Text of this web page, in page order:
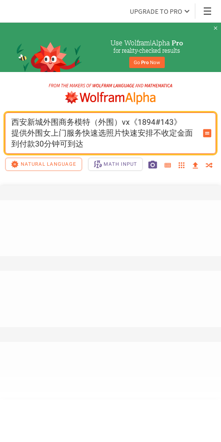
UPGRADE TO PRO
Use Wolfram|Alpha Pro
for reality-checked results
Go Pro Now
西安新城外围商务模特（外围）vx《1894#143》
提供外围女上门服务快速选照片快速安排不收定金面
到付款30分钟可到达
NATURAL LANGUAGE MATH INPUT